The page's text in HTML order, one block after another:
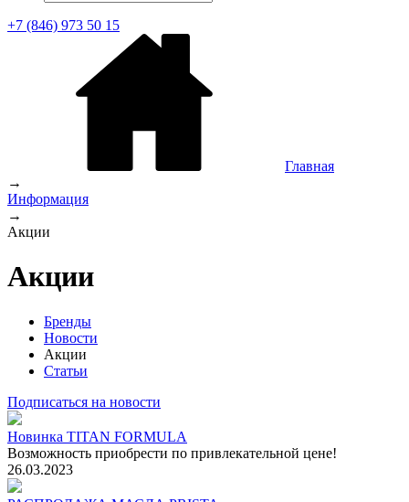
+7 (846) 973 50 15
Главная
→
Информация
→
Акции
Акции
Бренды
Новости
Акции
Статьи
Подписаться на новости
Новинка TITAN FORMULA
Возможность приобрести по привлекательной цене!
26.03.2023